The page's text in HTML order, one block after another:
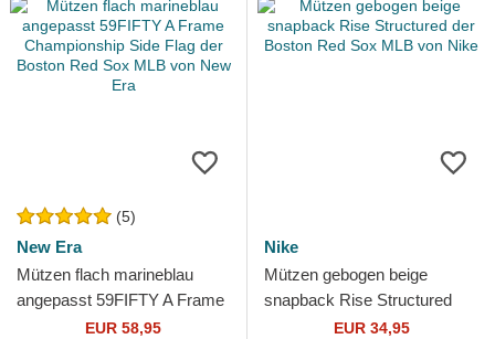
(5)
New Era
Mützen flach marineblau
angepasst 59FIFTY A Frame
Championship Side Flag der
EUR 58,95
Nike
Mützen gebogen beige
snapback Rise Structured
der Boston Red Sox MLB
EUR 34,95